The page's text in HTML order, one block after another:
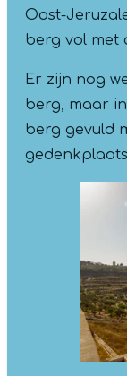
Oost-
berg vol met
Er zijn nog
berg, maar
berg gevuld